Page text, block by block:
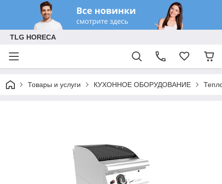
TLG HORECA
Товары и услуги КУХОННОЕ ОБОРУДОВАНИЕ